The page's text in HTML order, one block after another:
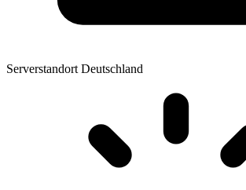
Serverstandort Deutschland